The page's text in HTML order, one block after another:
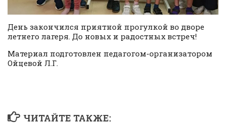
День закончился приятной прогулкой во дворе
летнего лагеря. До новых и радостных встреч!
Материал подготовлен педагогом-организатором
Ойцевой Л.Г.
ЧИТАЙТЕ ТАКЖЕ: